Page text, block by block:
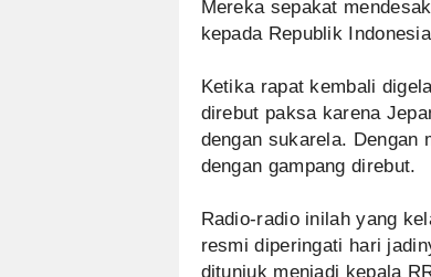
Mereka sepakat
kepada Republik
Ketika rapat kembali
direbut paksa karena
dengan sukarela. Dengan
dengan gampang direbut.
Radio-radio inilah yang
resmi diperingati hari
ditunjuk menjadi kepala